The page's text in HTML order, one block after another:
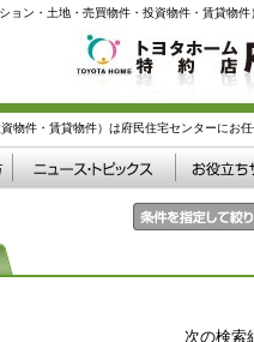
ョン・土地・売買物件・投資物件・賃貸物件
物件・賃貸物件）は府民住宅センターにお
次の検